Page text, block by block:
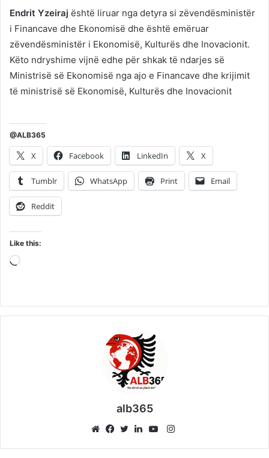
Endrit Yzeiraj është liruar nga detyra si zëvendësministër
i Financave dhe Ekonomisë dhe është emëruar
zëvendësministër i Ekonomisë, Kulturës dhe Inovacionit.
Këto ndryshime vijnë edhe për shkak të ndarjes së
Ministrisë së Ekonomisë nga ajo e Financave dhe krijimit
të ministrisë së Ekonomisë, Kulturës dhe Inovacionit
@ALB365
X Facebook LinkedIn X
Tumblr WhatsApp Print Email
Reddit
Like this:
Loading…
alb365
Instagram